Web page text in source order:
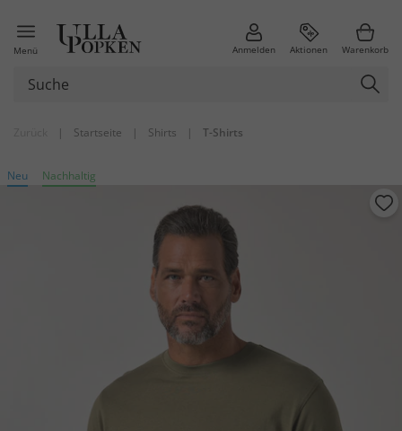
Menü Anmelden Aktionen Warenkorb
| Startseite | Shirts | T-Shirts
Neu Nachhaltig